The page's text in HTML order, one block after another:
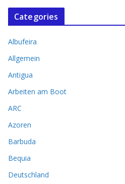
Categories
Albufeira
Allgemein
Antigua
Arbeiten am Boot
ARC
Azoren
Barbuda
Bequia
Deutschland